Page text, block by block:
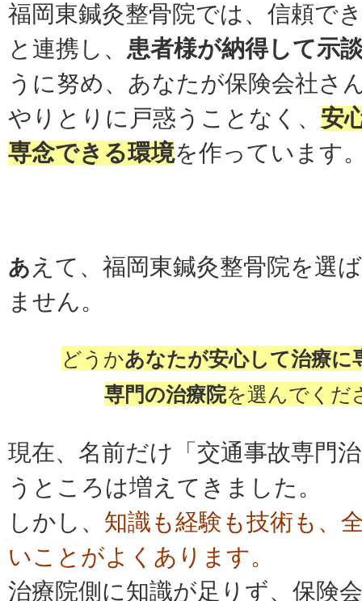
福岡東鍼灸整骨院では、信頼で
と連携し、 患者様が納得して示
うに努め、あなたが保険会社さ
やりとりに戸惑うことなく、 安
専念できる環境を作っています
あ えて、福岡東鍼灸整骨院を選
ません。
どうかあなたが安心して治療に
専門の治療院を選んでくだ
現在、名前だけ「交通事故専門
うところは増えてきました。
しかし、 知識も経験も技術も、
いことがよくあります。
治療院側に知識が足りず、 保険